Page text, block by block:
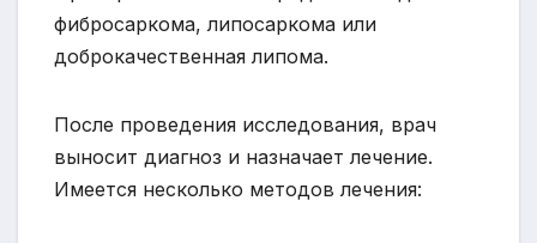
фибросаркома, липосаркома или
доброкачественная липома.
После проведения исследования, врач
выносит диагноз и назначает лечение.
Имеется несколько методов лечения: